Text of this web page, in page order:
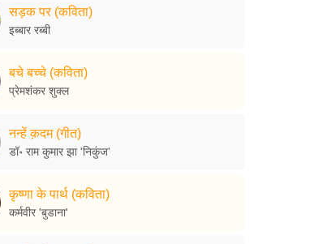
सड़क पर (कविता)
इब्बार रब्बी
बचे बच्चे (कविता)
प्रेमशंकर शुक्ल
नन्हें क़दम (गीत)
डॉ॰ राम कुमार झा 'निकुंज'
कृष्णा के पार्थ (कविता)
कर्मवीर 'बुडाना'